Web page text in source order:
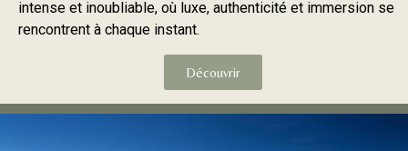
intense et inoubliable, où luxe, authenticité et immersion se
rencontrent à chaque instant.
Découvrir